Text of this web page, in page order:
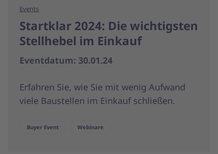
Events
Startklar 2024: Die wichtigsten
Stellhebel im Einkauf
Eventdatum: 30.01.24
Erfahren Sie, wie Sie mit wenig Aufwand
viele Baustellen im Einkauf schließen.
Buyer Event Webinare